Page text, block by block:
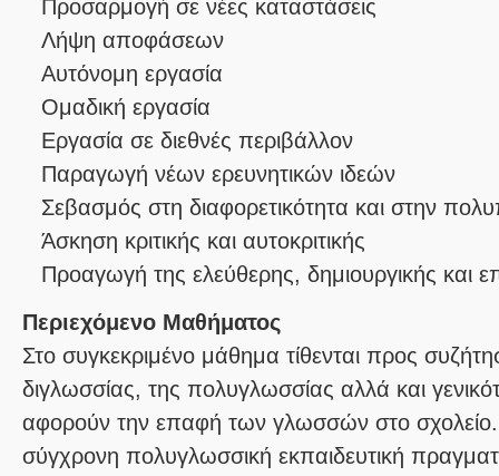
Προσαρμογή σε νέες καταστάσεις
Λήψη αποφάσεων
Αυτόνομη εργασία
Ομαδική εργασία
Εργασία σε διεθνές περιβάλλον
Παραγωγή νέων ερευνητικών ιδεών
Σεβασμός στη διαφορετικότητα και στην
Άσκηση κριτικής και αυτοκριτικής
Προαγωγή της ελεύθερης, δημιουργικής και
Περιεχόμενο Μαθήματος
Στο συγκεκριμένο μάθημα τίθενται προς
διγλωσσίας, της πολυγλωσσίας αλλά και
αφορούν την επαφή των γλωσσών στο σχολείο.
σύγχρονη πολυγλωσσική εκπαιδευτική